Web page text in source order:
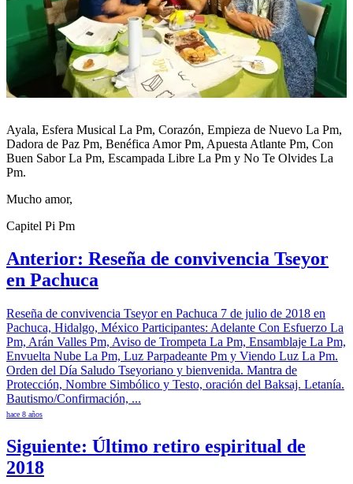
Ayala, Esfera Musical La Pm, Corazón, Empieza de Nuevo La Pm,
Dadora de Paz Pm, Benéfica Amor Pm, Apuesta Atlante Pm, Con
Buen Sabor La Pm, Escampada Libre La Pm y No Te Olvides La
Pm.
Mucho amor,
Capitel Pi Pm
Anterior: Reseña de convivencia Tseyor
en Pachuca
Reseña de convivencia Tseyor en Pachuca 7 de julio de 2018 en
Pachuca, Hidalgo, México Participantes: Adelante Con Esfuerzo La
Pm, Arán Valles Pm, Aviso de Trompeta La Pm, Ensamblaje La Pm,
Envuelta Nube La Pm, Luz Parpadeante Pm y Viendo Luz La Pm.
Orden del Día Saludo Tseyoriano y bienvenida. Mantra de
Protección, Nombre Simbólico y Testo, oración del Baksaj. Letanía.
Bautismo/Confirmación, ...
hace 8 años
Siguiente: Último retiro espiritual de
2018